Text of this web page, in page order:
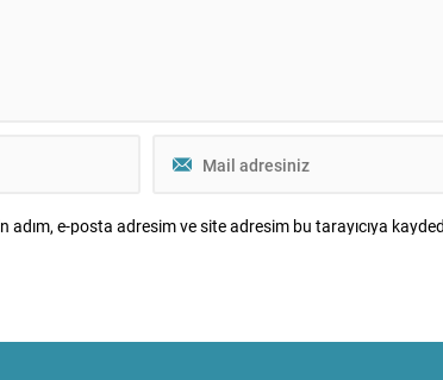
adım, e-posta adresim ve site adresim bu tarayıcıya